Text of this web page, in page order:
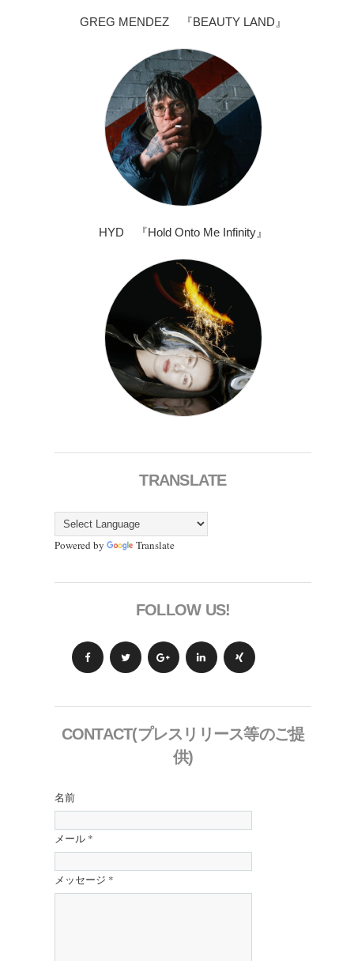
GREG MENDEZ 『BEAUTY LAND』
HYD 『Hold Onto Me Infinity』
TRANSLATE
Powered by Translate
FOLLOW US!
CONTACT(プレスリリース等のご提
供)
名前
メール *
メッセージ *